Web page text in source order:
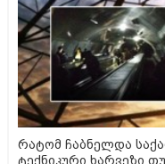
რატომ ჩაბნელდა
ტექნიკური ხარვეზი